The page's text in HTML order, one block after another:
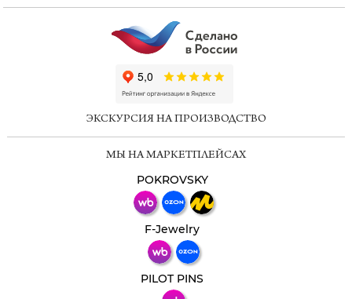
ЭКСКУРСИЯ НА ПРОИЗВОДСТВО
МЫ НА МАРКЕТПЛЕЙСАХ
POKROVSKY
F-Jewelry
PILOT PINS